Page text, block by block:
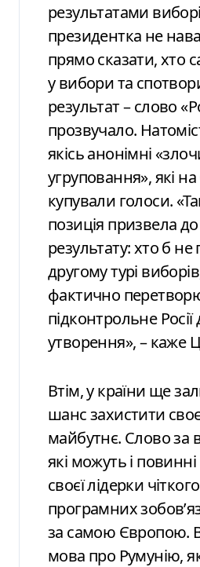
результатами
президентка не
прямо сказати, хто
у вибори та
результат – слово
прозвучало.
якісь анонімні
угруповання», які
купували голоси.
позиція призвела
результату: хто б не
другому турі
фактично
підконтрольне
утворення», – каже
Втім, у країни ще
шанс захистити
майбутнє. Слово за
які можуть і
своєї лідерки
програмних
за самою Європою.
мова про Румунію,